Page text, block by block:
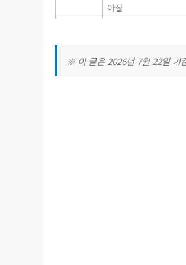
아질
※ 이 글은 2026년 7월 22일 기